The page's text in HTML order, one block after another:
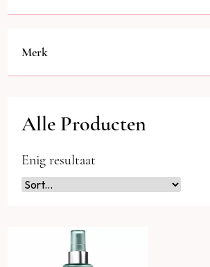
Merk
Alle Producten
Enig resultaat